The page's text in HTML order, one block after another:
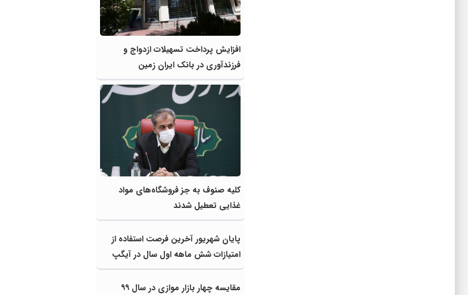
افزایش پرداخت تسهیلات ازدواج و
فرزندآوری در بانک ایران زمین
کلیه صنوف به جز فروشگاه‌های مواد
غذایی تعطیل شدند
پایان شهریور آخرین فرصت استفاده از
امتیازات شش ماهه اول سال در آیگپ
مقایسه چهار بازار موازی در سال ۹۹